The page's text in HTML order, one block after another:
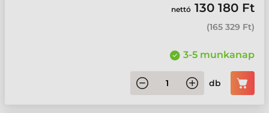
nettó 130 180 Ft
(165 329 Ft)
3-5 munkanap
db